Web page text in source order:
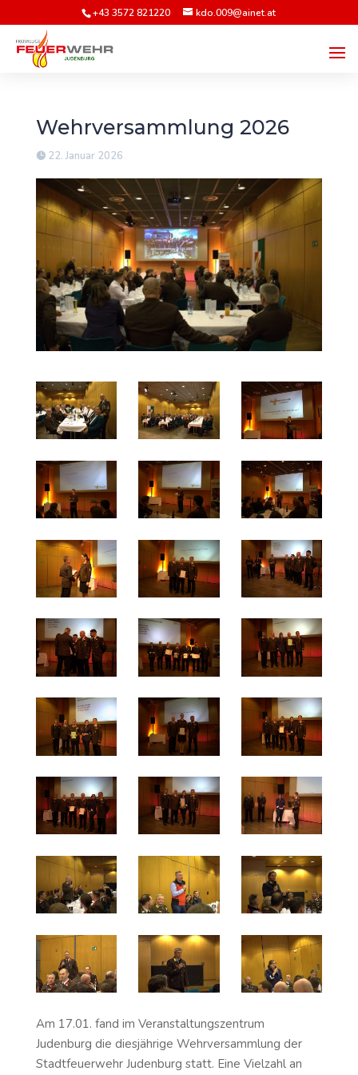
+43 3572 821220 kdo.009@ainet.at
Wehrversammlung 2026
22. Januar 2026
Am 17.01. fand im Veranstaltungszentrum
Judenburg die diesjährige Wehrversammlung der
Stadtfeuerwehr Judenburg statt. Eine Vielzahl an